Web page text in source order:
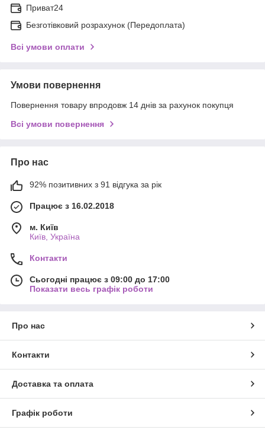
Приват24
Безготівковий розрахунок (Передоплата)
Всі умови оплати
Умови повернення
Повернення товару впродовж 14 днів за рахунок покупця
Всі умови повернення
Про нас
92% позитивних з 91 відгука за рік
Працює з 16.02.2018
м. Київ
Київ, Україна
Контакти
Сьогодні працює з 09:00 до 17:00
Показати весь графік роботи
Про нас
Контакти
Доставка та оплата
Графік роботи